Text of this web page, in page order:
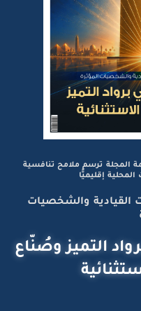
المجلة ترسم ملامح تنافسية
إقليميًّا
القيادية والشخصيات
التميز وصُنّاع